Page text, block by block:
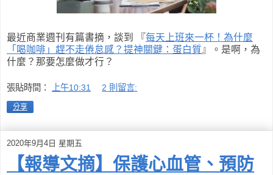
最近商業週刊有篇書摘，談到 『每天上班來一杯！為什麼
「喝咖啡」趕不走倦怠感？提神關鍵：蛋白質 』。是啊，為
什麼？那要怎麼做才行？
張貼時間： 上午10:31 2 則留言:
分享
2020年9月4日 星期五
【報導文摘】保護心血管、預防